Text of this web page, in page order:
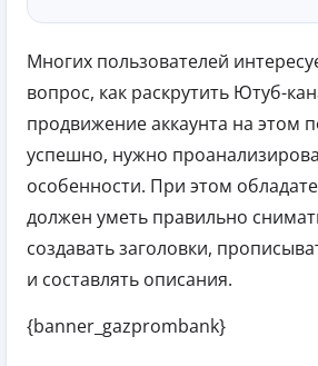
Многих пользователей
вопрос, как раскрутить Ютуб-
продвижение аккаунта на этом
успешно, нужно
особенности. При этом
должен уметь правильно
создавать заголовки,
и составлять описания.
{banner_gazprombank}